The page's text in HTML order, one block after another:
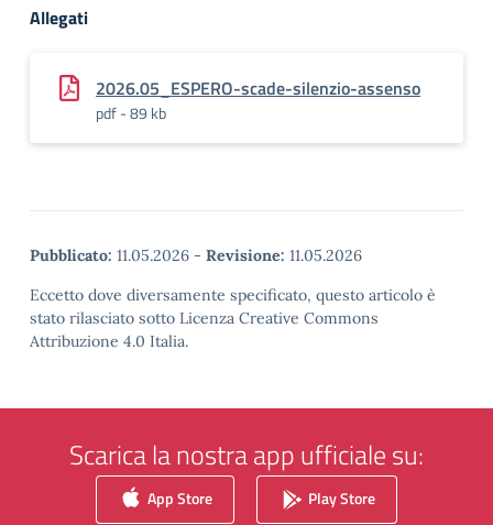
Allegati
2026.05_ESPERO-scade-silenzio-assenso
pdf - 89 kb
Pubblicato: 11.05.2026 - Revisione: 11.05.2026
Eccetto dove diversamente specificato, questo articolo è
stato rilasciato sotto Licenza Creative Commons
Attribuzione 4.0 Italia.
Scarica la nostra app ufficiale su:
App Store Play Store